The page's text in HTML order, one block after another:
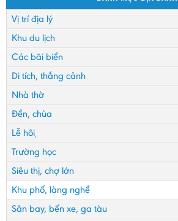
Vị trí địa lý
Khu du lịch
Các bãi biển
Di tích, thắng cảnh
Nhà thờ
Đền, chùa
Lễ hội
Trường học
Siêu thị, chợ lớn
Khu phố, làng nghề
Sân bay, bến xe, ga tàu